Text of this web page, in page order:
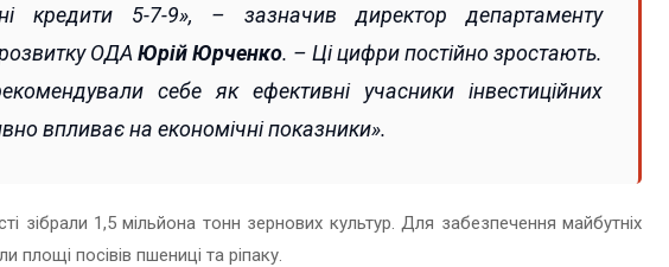
кредити 5-7-9», – зазначив директор департаменту
ОДА Юрій Юрченко. – Ці цифри постійно зростають.
себе як ефективні учасники інвестиційних
впливає на економічні показники».
зібрали 1,5 мільйона тонн зернових культур. Для забезпечення майбутніх
площі посівів пшениці та ріпаку.